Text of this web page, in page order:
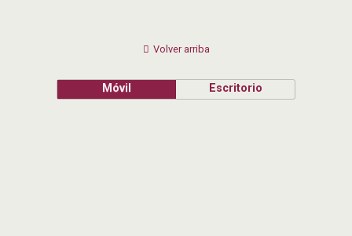
Volver arriba
Móvil Escritorio